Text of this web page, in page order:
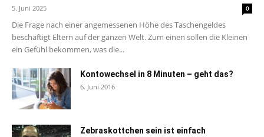
5. Juni 2025 0
Die Frage nach einer angemessenen Höhe des Taschengeldes
beschäftigt Eltern auf der ganzen Welt. Zum einen sollen die Kleinen
ein Gefühl bekommen, was die...
Kontowechsel in 8 Minuten – geht das?
6. Juni 2016
Zebraskottchen sein ist einfach